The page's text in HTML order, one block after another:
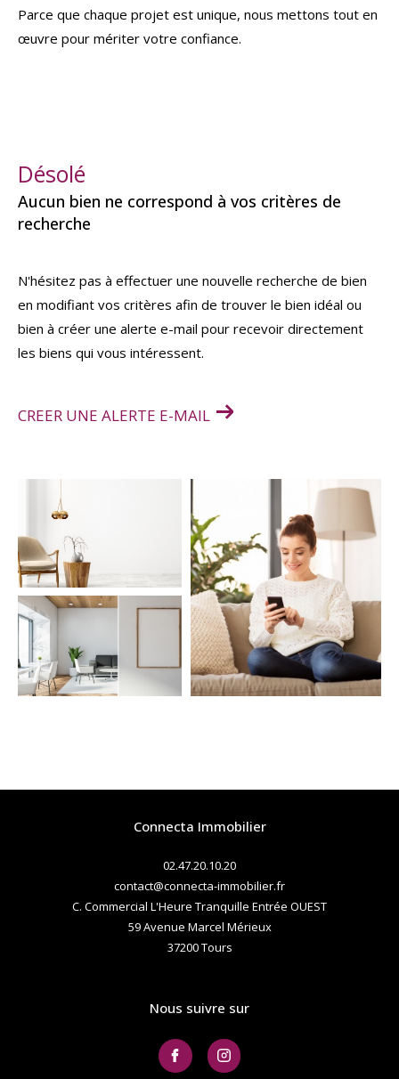
Parce que chaque projet est unique, nous mettons tout en
œuvre pour mériter votre confiance.
Désolé
Aucun bien ne correspond à vos critères de
recherche
N'hésitez pas à effectuer une nouvelle recherche de bien
en modifiant vos critères afin de trouver le bien idéal ou
bien à créer une alerte e-mail pour recevoir directement
les biens qui vous intéressent.
CREER UNE ALERTE E-MAIL
Connecta Immobilier
02.47.20.10.20
contact@connecta-immobilier.fr
C. Commercial L'Heure Tranquille Entrée OUEST
59 Avenue Marcel Mérieux
37200 tours
Nous suivre sur